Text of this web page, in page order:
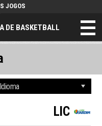
DE BASKETBALL
JOGOS
LIC